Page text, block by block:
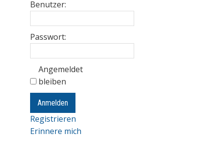
Benutzer:
Passwort:
Angemeldet
bleiben
Anmelden
Registrieren
Erinnere mich